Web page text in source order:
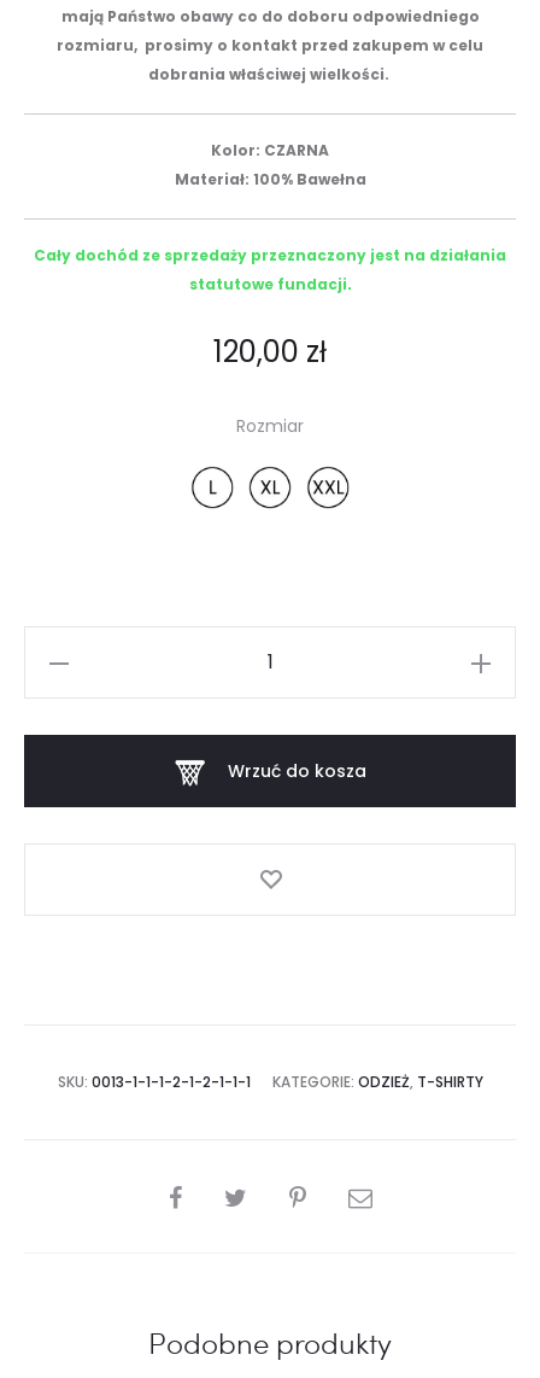
mają Państwo obawy co do doboru odpowiedniego
rozmiaru, prosimy o kontakt przed zakupem w celu
dobrania właściwej wielkości.
Kolor: CZARNA
Materiał: 100% Bawełna
Cały dochód ze sprzedaży przeznaczony jest na działania
statutowe fundacji.
120,00 zł
Rozmiar
L XL XXL
Wrzuć do kosza
SKU: 0013-1-1-1-2-1-2-1-1-1 KATEGORIE: ODZIEŻ, T-SHIRTY
SHARE
Podobne produkty